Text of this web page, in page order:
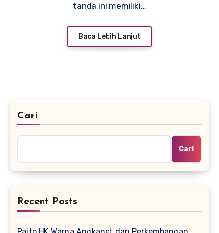
tanda ini memiliki…
Baca Lebih Lanjut
Cari
Cari
Recent Posts
Paito HK Warna Angkanet dan Perkembangan